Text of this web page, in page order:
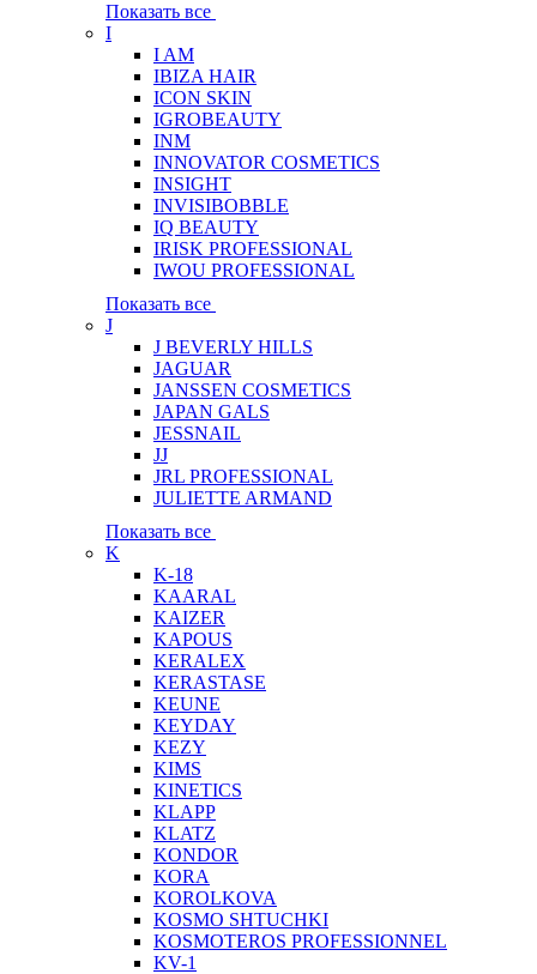
Показать все
I
I AM
IBIZA HAIR
ICON SKIN
IGROBEAUTY
INM
INNOVATOR COSMETICS
INSIGHT
INVISIBOBBLE
IQ BEAUTY
IRISK PROFESSIONAL
IWOU PROFESSIONAL
Показать все
J
J BEVERLY HILLS
JAGUAR
JANSSEN COSMETICS
JAPAN GALS
JESSNAIL
JJ
JRL PROFESSIONAL
JULIETTE ARMAND
Показать все
K
K-18
KAARAL
KAIZER
KAPOUS
KERALEX
KERASTASE
KEUNE
KEYDAY
KEZY
KIMS
KINETICS
KLAPP
KLATZ
KONDOR
KORA
KOROLKOVA
KOSMO SHTUCHKI
KOSMOTEROS PROFESSIONNEL
KV-1